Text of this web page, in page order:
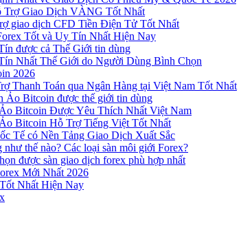
Trợ Giao Dịch VÀNG Tốt Nhất
giao dịch CFD Tiền Điện Tử Tốt Nhất
Tốt và Uy Tín Nhất Hiện Nay
được cả Thế Giới tin dùng
Nhất Thế Giới do Người Dùng Bình Chọn
2026
Thanh Toán qua Ngân Hàng tại Việt Nam Tốt Nhất
Ảo Bitcoin được thế giới tin dùng
Bitcoin Được Yêu Thích Nhất Việt Nam
Bitcoin Hỗ Trợ Tiếng Việt Tốt Nhất
Tế có Nền Tảng Giao Dịch Xuất Sắc
thế nào? Các loại sàn môi giới Forex?
được sàn giao dịch forex phù hợp nhất
Mới Nhất 2026
Nhất Hiện Nay